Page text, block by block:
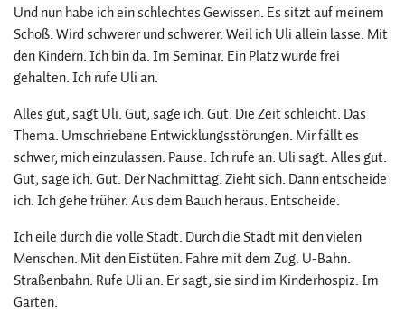
Und nun habe ich ein schlechtes Gewissen. Es sitzt auf meinem
Schoß. Wird schwerer und schwerer. Weil ich Uli allein lasse. Mit
den Kindern. Ich bin da. Im Seminar. Ein Platz wurde frei
gehalten. Ich rufe Uli an.
Alles gut, sagt Uli. Gut, sage ich. Gut. Die Zeit schleicht. Das
Thema. Umschriebene Entwicklungsstörungen. Mir fällt es
schwer, mich einzulassen. Pause. Ich rufe an. Uli sagt. Alles gut.
Gut, sage ich. Gut. Der Nachmittag. Zieht sich. Dann entscheide
ich. Ich gehe früher. Aus dem Bauch heraus. Entscheide.
Ich eile durch die volle Stadt. Durch die Stadt mit den vielen
Menschen. Mit den Eistüten. Fahre mit dem Zug. U-Bahn.
Straßenbahn. Rufe Uli an. Er sagt, sie sind im Kinderhospiz. Im
Garten.